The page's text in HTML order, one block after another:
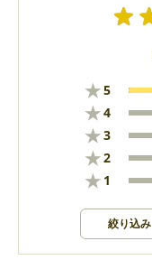
★5
★4
★3
★2
★ 1
絞り込み